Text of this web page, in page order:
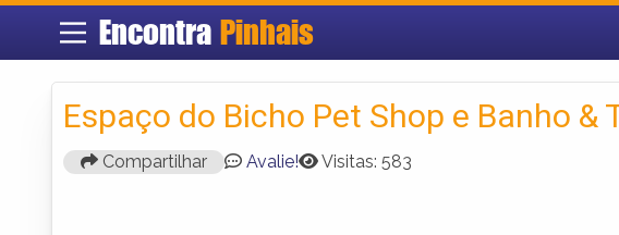
Encontra Pinhais
Espaço do Bicho Pet Shop e Banho &
Compartilhar Avalie! Visitas: 583